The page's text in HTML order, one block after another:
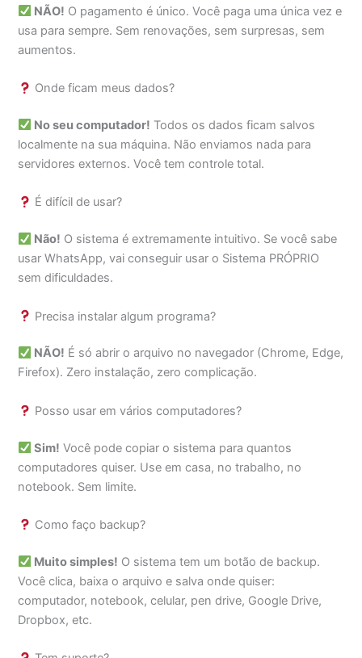
NÃO! O pagamento é único. Você paga uma única vez e
usa para sempre. Sem renovações, sem surpresas, sem
aumentos.
Onde ficam meus dados?
No seu computador! Todos os dados ficam salvos
localmente na sua máquina. Não enviamos nada para
servidores externos. Você tem controle total.
É difícil de usar?
Não! O sistema é extremamente intuitivo. Se você sabe
usar WhatsApp, vai conseguir usar o Sistema PRÓPRIO
sem dificuldades.
Precisa instalar algum programa?
NÃO! É só abrir o arquivo no navegador (Chrome, Edge,
Firefox). Zero instalação, zero complicação.
Posso usar em vários computadores?
Sim! Você pode copiar o sistema para quantos
computadores quiser. Use em casa, no trabalho, no
notebook. Sem limite.
Como faço backup?
Muito simples! O sistema tem um botão de backup.
Você clica, baixa o arquivo e salva onde quiser:
computador, notebook, celular, pen drive, Google Drive,
Dropbox, etc.